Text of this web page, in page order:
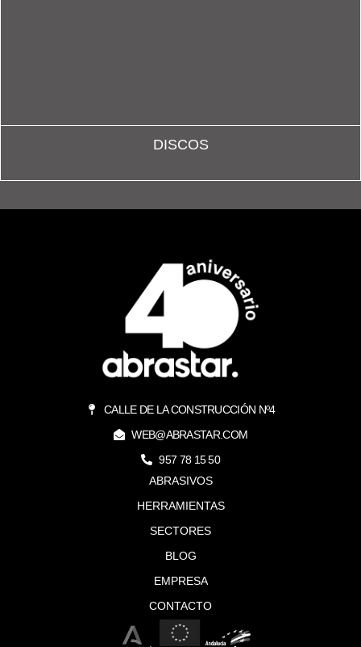
DISCOS
ABRASIVOS
HERRAMIENTAS
SECTORES
BLOG
EMPRESA
CONTACTO
CALLE DE LA CONSTRUCCIÓN Nº4
WEB@ABRASTAR.COM
957 78 15 50